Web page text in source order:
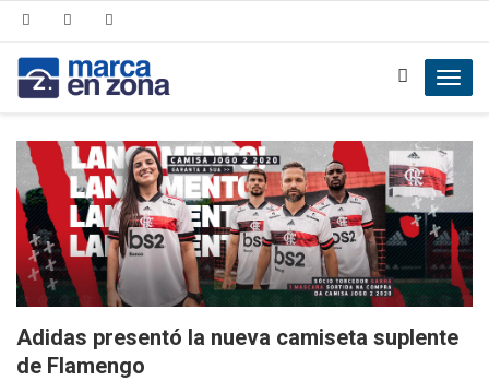
Adidas presentó la nueva camiseta suplente
de Flamengo